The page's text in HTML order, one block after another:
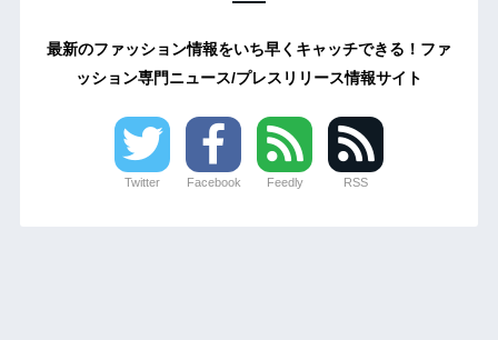
最新のファッション情報をいち早くキャッチできる！ファ
ッション専門ニュース/プレスリリース情報サイト
Twitter Facebook Feedly RSS